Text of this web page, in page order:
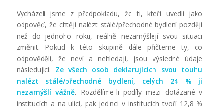
Vycházeli jsme z předpokladu, že ti, kteří uvedli jako
odpověď, že chtějí nalézt stálé/přechodné bydlení později
než do jednoho roku, reálně nezamýšlejí svou situaci
změnit. Pokud k této skupině dále přičteme ty, co
odpověděli, že neví a nehledají, jsou výsledné údaje
následující. Ze všech osob deklarujících svou touhu
nalézt stálé/přechodné bydlení, celých 24 % ji
nezamýšlí vážně. Rozdělíme-li podíly mezi dotázané v
institucích a na ulici, pak jedinci v institucích tvoří 12,8 %